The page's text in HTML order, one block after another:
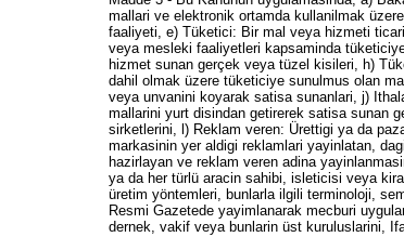
mallari ve elektronik ortamda kullanilmak
faaliyeti, e) Tüketici: Bir mal veya hizmeti
veya mesleki faaliyetleri kapsaminda
hizmet sunan gerçek veya tüzel kisileri, h)
dahil olmak üzere tüketiciye sunulmus olan
veya unvanini koyarak satisa sunanlari, j)
mallarini yurt disindan getirerek satisa sunan
sirketlerini, l) Reklam veren: Ürettigi ya da
markasinin yer aldigi reklamlari yayinlatan,
hazirlayan ve reklam veren adina
ya da her türlü aracin sahibi, isleticisi veya
üretim yöntemleri, bunlarla ilgili terminoloji,
Resmi Gazetede yayimlanarak mecburi
dernek, vakif veya bunlarin üst kuruluslarini,